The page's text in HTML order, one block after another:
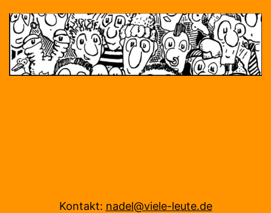
Kontakt: nadel@viele-leute.de